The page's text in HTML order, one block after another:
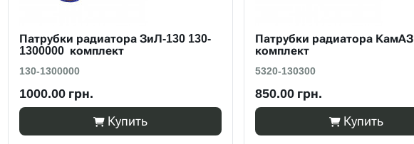
Патрубки радиатора ЗиЛ-130 130-
1300000 комплект
130-1300000
1000.00 грн.
Купить
Патрубки радиатора КамАЗ
комплект
5320-130300
850.00 грн.
Купить